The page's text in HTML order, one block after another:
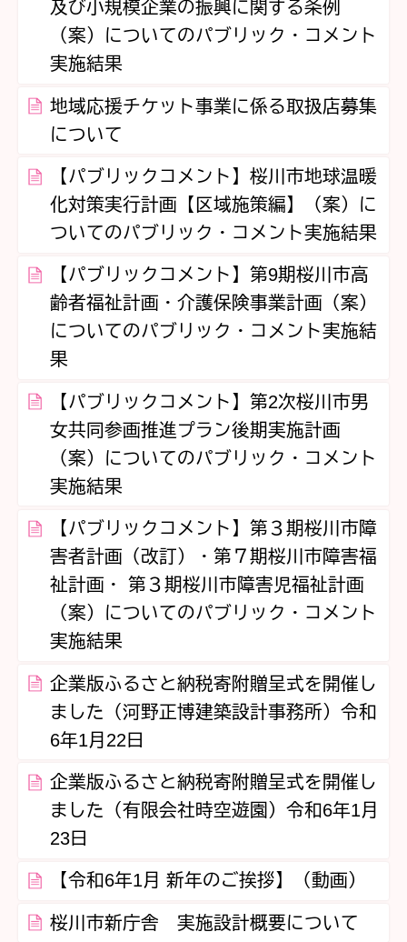
及び小規模企業の振興に関する条例
（案）についてのパブリック・コメント
実施結果
地域応援チケット事業に係る取扱店募集
について
【パブリックコメント】桜川市地球温暖
化対策実行計画【区域施策編】（案）に
ついてのパブリック・コメント実施結果
【パブリックコメント】第9期桜川市高
齢者福祉計画・介護保険事業計画（案）
についてのパブリック・コメント実施結
果
【パブリックコメント】第2次桜川市男
女共同参画推進プラン後期実施計画
（案）についてのパブリック・コメント
実施結果
【パブリックコメント】第３期桜川市障
害者計画（改訂）・第７期桜川市障害福
祉計画・ 第３期桜川市障害児福祉計画
（案）についてのパブリック・コメント
実施結果
企業版ふるさと納税寄附贈呈式を開催し
ました（河野正博建築設計事務所）令和
6年1月22日
企業版ふるさと納税寄附贈呈式を開催し
ました（有限会社時空遊園）令和6年1月
23日
【令和6年1月 新年のご挨拶】（動画）
桜川市新庁舎 実施設計概要について